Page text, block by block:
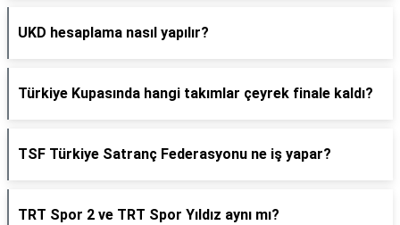
UKD hesaplama nasıl yapılır?
Türkiye Kupasında hangi takımlar çeyrek finale kaldı?
TSF Türkiye Satranç Federasyonu ne iş yapar?
TRT Spor 2 ve TRT Spor Yıldız aynı mı?